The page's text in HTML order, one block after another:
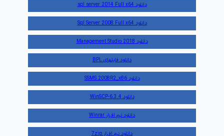
دانلود sql server 2014 Full x64
دانلود Sql Server 2008 Full x64
دانلود Management Studio 2018
دانلود فایلهای BPL
دانلود SSMS.2008R2_x86
دانلود WinSCP-6.3.4
دانلود نرم افزار Winrar
دانلود نرم افزار 7zip